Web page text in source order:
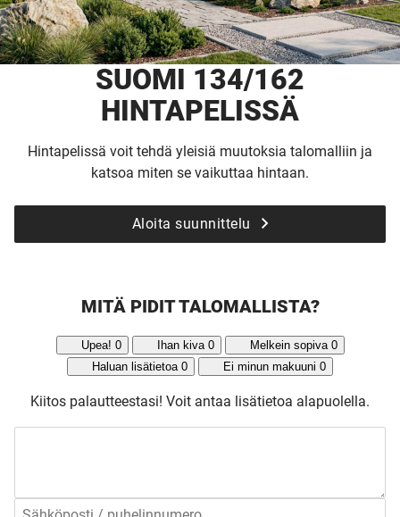
SUOMI 134/162
HINTAPELISSÄ
Hintapelissä voit tehdä yleisiä muutoksia talomalliin ja
katsoa miten se vaikuttaa hintaan.
Aloita suunnittelu
MITÄ PIDIT TALOMALLISTA?
Upea! 0 Ihan kiva 0 Melkein sopiva 0
Haluan lisätietoa 0 Ei minun makuuni 0
Kiitos palautteestasi! Voit antaa lisätietoa alapuolella.